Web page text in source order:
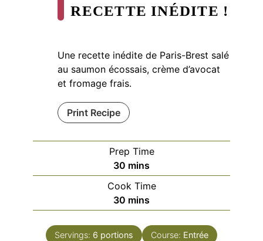
RECETTE INÉDITE !
Une recette inédite de Paris-Brest salé
au saumon écossais, crème d’avocat
et fromage frais.
Print Recipe
Prep Time
30 minutes
mins
Cook Time
30 minutes
mins
Servings: 6 portions Course: Entrée